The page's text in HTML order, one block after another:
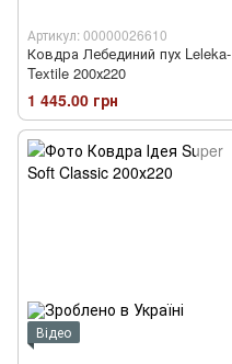
Артикул: 00000026610
Ковдра Лебединий пух Leleka-
Textile 200х220
1 445.00 грн
Відео